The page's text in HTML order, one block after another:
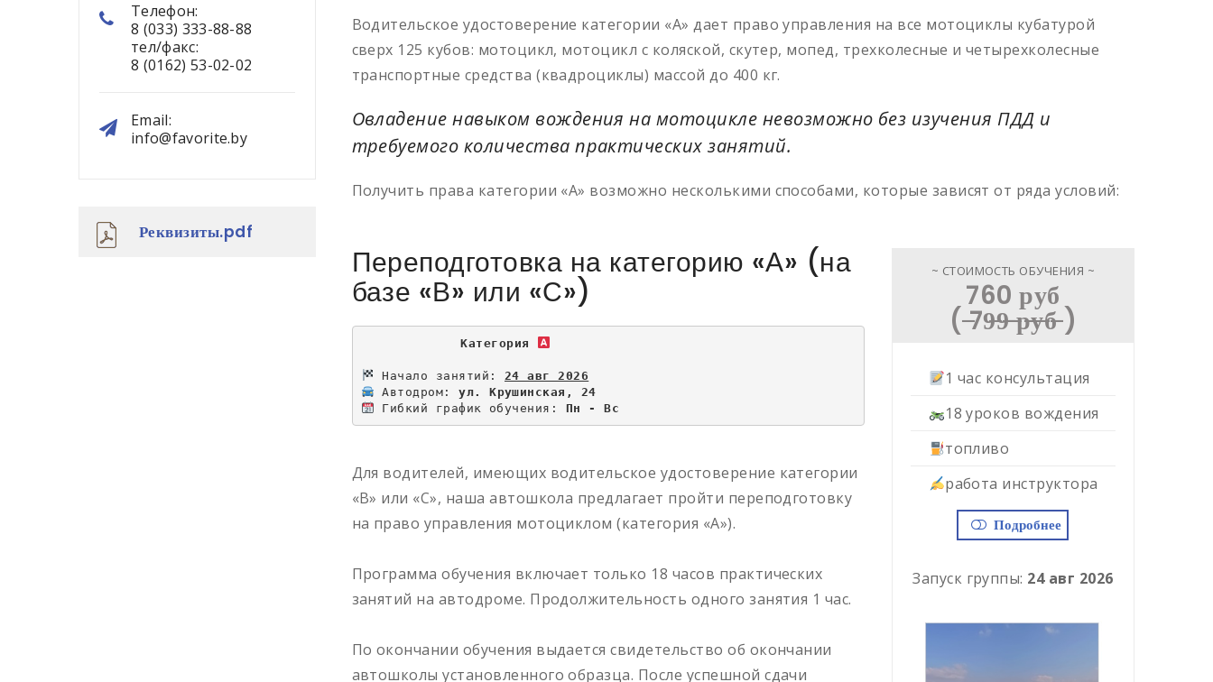
Телефон:
8 (033) 333-88-88
тел/факс:
8 (0162) 53-02-02
Email:
info@favorite.by
Реквизиты.pdf
Водительское удостоверение категории «A» дает право управления на все мотоциклы кубатурой
сверх 125 кубов: мотоцикл, мотоцикл с коляской, скутер, мопед, трехколесные и четырехколесные
транспортные средства (квадроциклы) массой до 400 кг.
Овладение навыком вождения на мотоцикле невозможно без изучения ПДД и
требуемого количества практических занятий.
Получить права категории «А» возможно несколькими способами, которые зависят от ряда условий:
Переподготовка на категорию «А» (на
базе «В» или «С»)
             Категория
Начало занятий: 24 авг 2026
Автодром: ул. Крушинская, 24
Гибкий график обучения:
Для водителей, имеющих водительское удостоверение категории
«В» или «С», наша автошкола предлагает пройти переподготовку
на право управления мотоциклом (категория «А»).
Программа обучения включает только 18 часов практических
занятий на автодроме. Продолжительность одного занятия 1 час.
По окончании обучения выдается свидетельство об окончании
автошколы установленного образца. После успешной сдачи
~ СТОИМОСТЬ ОБУЧЕНИЯ ~
760 руб
( ̶79̶9̶ ̶р̶у̶б̶ )
1 час консультация
18 уроков вождения
топливо
работа инструктора
Подробнее
Запуск группы: 24 авг 2026